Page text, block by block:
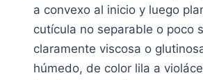
a convexo al inicio y luego
cutícula no separable o poco
claramente viscosa o
húmedo, de color lila a